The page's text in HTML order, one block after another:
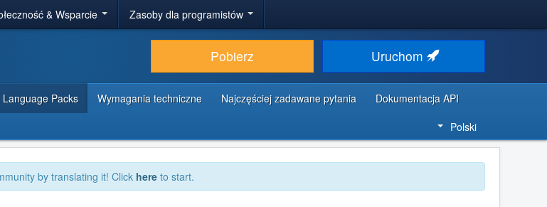
& Wsparcie Zasoby dla programistów
Pobierz Uruchom
Language Packs Wymagania techniczne Najczęściej zadawane pytania
Dokumentacja API
Polski
by translating it! Click here to start.